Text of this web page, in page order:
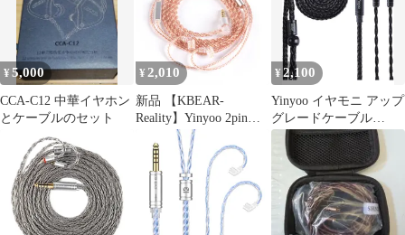
用ケーブル 5極 バラン
ス イヤホン リケーブル
hi-fiオーディオ イヤフ
ォン ケーブル z1r/
XBA-Z5/A3/A2/
ケーブル 4ストランド
252コア モニタリング
hifiリケーブル 交換用
イヤモニ 金メッキ銅プ
ラグ 着脱式SE846/SE5
¥5,000
CCA-C12 中華イヤホン
とケーブルのセット
¥ 2,010
新品 【KBEAR-
Reality】Yinyoo 2pin
QDC ヘッドフォン 交
換用ケーブル 3.5mm プ
ラグ KBEAR KBX4860
純銅 4芯 イヤモニ アッ
プグレードケーブル マ
イク付き 着脱式 イヤホ
¥2,100
Yinyoo イヤモニ アップ
グレードケーブル
mmcx 4.4mm YYX4778
銀メッキ線 16芯ヘッド
フォン 交換用ケーブル
5極 バランス イヤホン
リケーブル hi-fiオーデ
ィオ イヤフォン ケーブ